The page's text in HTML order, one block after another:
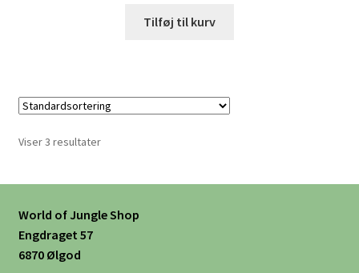
Tilføj til kurv
Viser 3 resultater
World of Jungle Shop
Engdraget 57
6870 Ølgod